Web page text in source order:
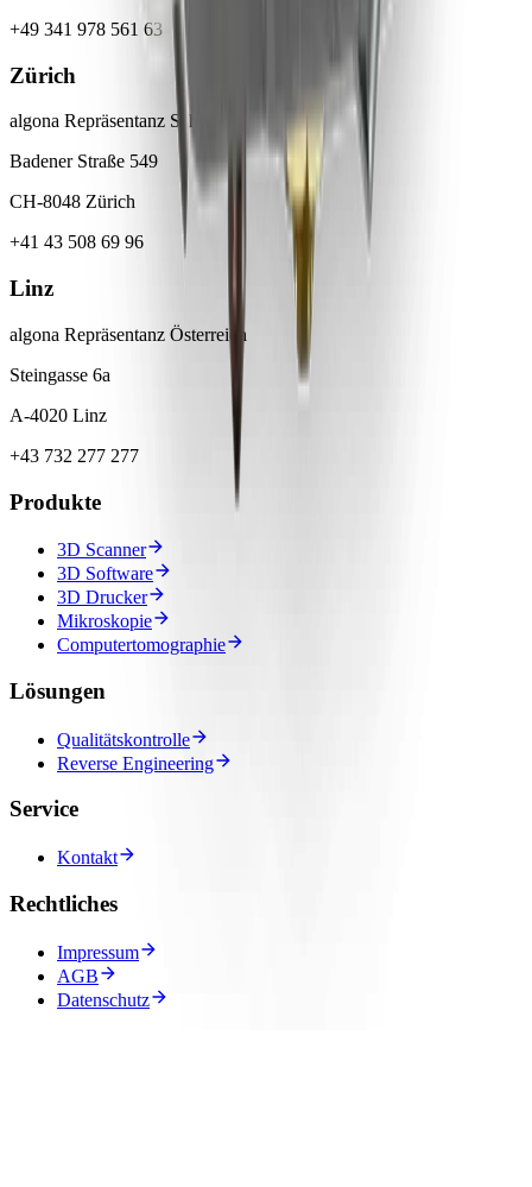
+49 341 978 561 63
Zürich
algona Repräsentanz Schweiz
Badener Straße 549
CH-8048 Zürich
+41 43 508 69 96
Linz
algona Repräsentanz Österreich
Steingasse 6a
A-4020 Linz
+43 732 277 277
Produkte
3D Scanner
3D Software
3D Drucker
Mikroskopie
Computertomographie
Lösungen
Qualitätskontrolle
Reverse Engineering
Service
Kontakt
Rechtliches
Impressum
AGB
Datenschutz